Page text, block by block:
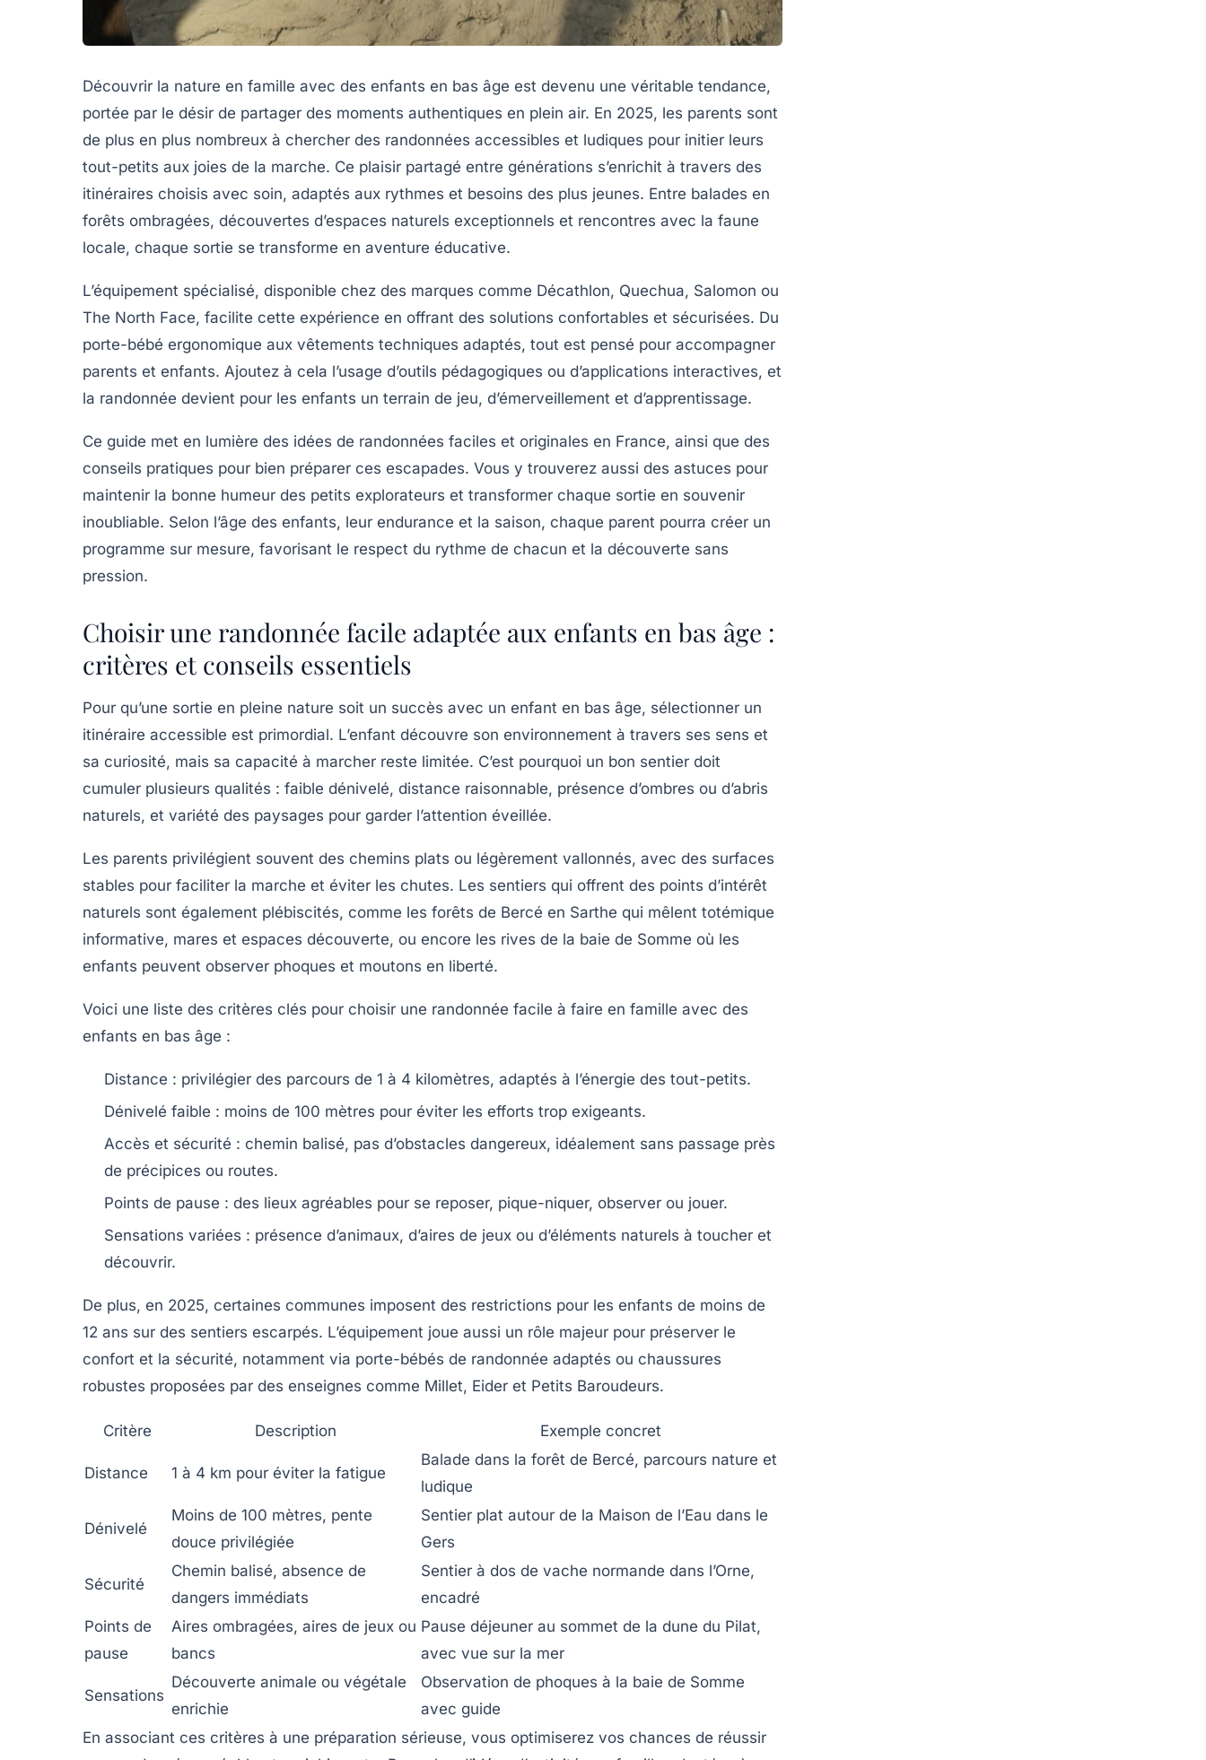
Découvrir la nature en famille avec des enfants en bas âge est devenu une véritable tendance,
portée par le désir de partager des moments authentiques en plein air. En 2025, les parents sont
de plus en plus nombreux à chercher des randonnées accessibles et ludiques pour initier leurs
tout-petits aux joies de la marche. Ce plaisir partagé entre générations s’enrichit à travers des
itinéraires choisis avec soin, adaptés aux rythmes et besoins des plus jeunes. Entre balades en
forêts ombragées, découvertes d’espaces naturels exceptionnels et rencontres avec la faune
locale, chaque sortie se transforme en aventure éducative.
L’équipement spécialisé, disponible chez des marques comme Décathlon, Quechua, Salomon ou
The North Face, facilite cette expérience en offrant des solutions confortables et sécurisées. Du
porte-bébé ergonomique aux vêtements techniques adaptés, tout est pensé pour accompagner
parents et enfants. Ajoutez à cela l’usage d’outils pédagogiques ou d’applications interactives, et
la randonnée devient pour les enfants un terrain de jeu, d’émerveillement et d’apprentissage.
Ce guide met en lumière des idées de randonnées faciles et originales en France, ainsi que des
conseils pratiques pour bien préparer ces escapades. Vous y trouverez aussi des astuces pour
maintenir la bonne humeur des petits explorateurs et transformer chaque sortie en souvenir
inoubliable. Selon l’âge des enfants, leur endurance et la saison, chaque parent pourra créer un
programme sur mesure, favorisant le respect du rythme de chacun et la découverte sans
pression.
Choisir une randonnée facile adaptée aux enfants en bas âge :
critères et conseils essentiels
Pour qu’une sortie en pleine nature soit un succès avec un enfant en bas âge, sélectionner un
itinéraire accessible est primordial. L’enfant découvre son environnement à travers ses sens et
sa curiosité, mais sa capacité à marcher reste limitée. C’est pourquoi un bon sentier doit
cumuler plusieurs qualités : faible dénivelé, distance raisonnable, présence d’ombres ou d’abris
naturels, et variété des paysages pour garder l’attention éveillée.
Les parents privilégient souvent des chemins plats ou légèrement vallonnés, avec des surfaces
stables pour faciliter la marche et éviter les chutes. Les sentiers qui offrent des points d’intérêt
naturels sont également plébiscités, comme les forêts de Bercé en Sarthe qui mêlent totémique
informative, mares et espaces découverte, ou encore les rives de la baie de Somme où les
enfants peuvent observer phoques et moutons en liberté.
Voici une liste des critères clés pour choisir une randonnée facile à faire en famille avec des
enfants en bas âge :
Distance : privilégier des parcours de 1 à 4 kilomètres, adaptés à l’énergie des tout-petits.
Dénivelé faible : moins de 100 mètres pour éviter les efforts trop exigeants.
Accès et sécurité : chemin balisé, pas d’obstacles dangereux, idéalement sans passage près
de précipices ou routes.
Points de pause : des lieux agréables pour se reposer, pique-niquer, observer ou jouer.
Sensations variées : présence d’animaux, d’aires de jeux ou d’éléments naturels à toucher et
découvrir.
De plus, en 2025, certaines communes imposent des restrictions pour les enfants de moins de
12 ans sur des sentiers escarpés. L’équipement joue aussi un rôle majeur pour préserver le
confort et la sécurité, notamment via porte-bébés de randonnée adaptés ou chaussures
robustes proposées par des enseignes comme Millet, Eider et Petits Baroudeurs.
Critère Description Exemple concret
Distance 1 à 4 km pour éviter la fatigue
Balade dans la forêt de Bercé, parcours nature et
ludique
Dénivelé
Moins de 100 mètres, pente
douce privilégiée
Sentier plat autour de la Maison de l’Eau dans le
Gers
Sécurité
Chemin balisé, absence de
dangers immédiats
Sentier à dos de vache normande dans l’Orne,
encadré
Points de
pause
Aires ombragées, aires de jeux ou
bancs
Pause déjeuner au sommet de la dune du Pilat,
avec vue sur la mer
Sensations
Découverte animale ou végétale
enrichie
Observation de phoques à la baie de Somme
avec guide
En associant ces critères à une préparation sérieuse, vous optimiserez vos chances de réussir